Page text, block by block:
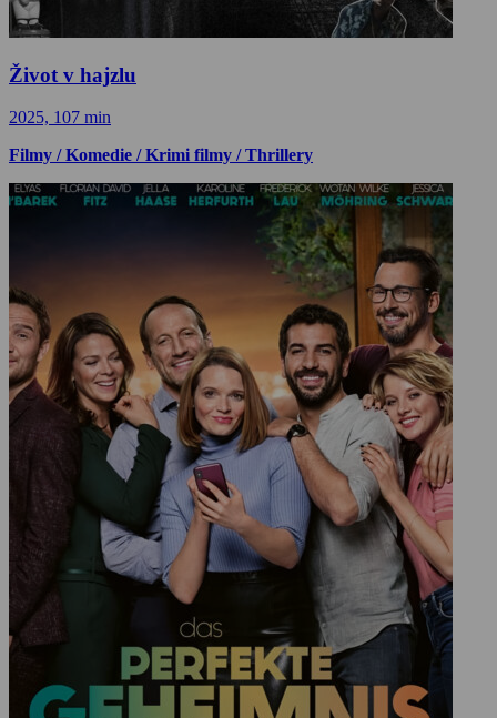
Život v hajzlu
2025, 107 min
Filmy / Komedie / Krimi filmy / Thrillery